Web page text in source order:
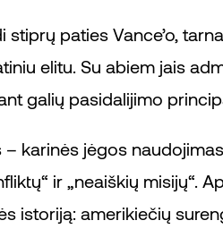
stiprų paties Vance’o,
elitu. Su abiem jais
galių pasidalijimo
karinės jėgos
ir „neaiškių misijų“.
istoriją: amerikiečių